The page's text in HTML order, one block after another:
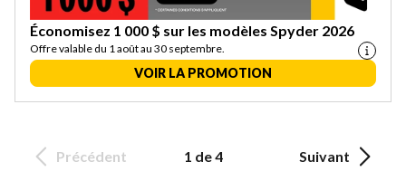
Économisez 1 000 $ sur les modèles Spyder 2026
Offre valable du 1 août au 30 septembre.
VOIR LA PROMOTION
Précédent 1 de 4 Suivant